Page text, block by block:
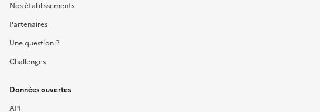
Nos établissements
Partenaires
Une question ?
Challenges
Données ouvertes
API